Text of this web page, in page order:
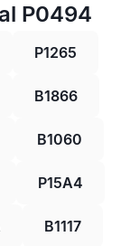
P0494
P1265
B1866
B1060
P15A4
B1117